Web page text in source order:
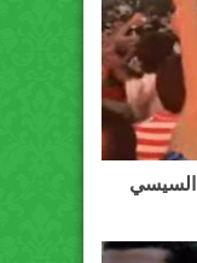
السيسي